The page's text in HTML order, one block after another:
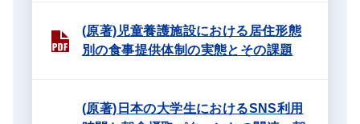
(原著)児童養護施設における居住形態
別の食事提供体制の実態とその課題
(原著)日本の大学生におけるSNS利用